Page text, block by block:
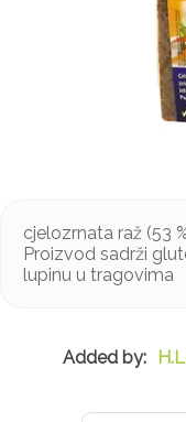
cjelozrnata raž (53
Proizvod sadrži
lupinu u tragovima